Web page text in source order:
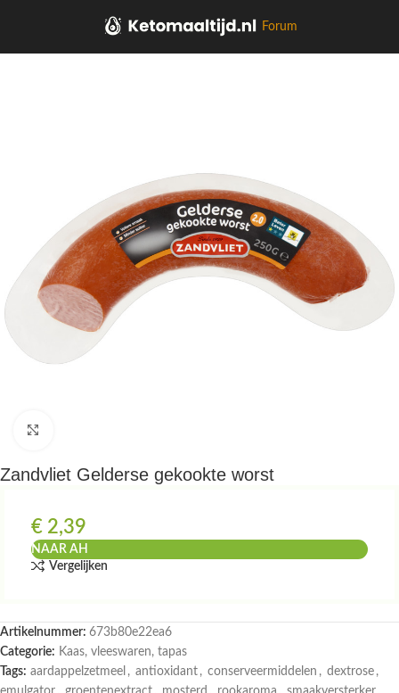
Forum
Zandvliet Gelderse gekookte worst
€ 2,39
NAAR AH
Vergelijken
Artikelnummer: 673b80e22ea6
Categorie: Kaas, vleeswaren, tapas
Tags: aardappelzetmeel , antioxidant , conserveermiddelen , dextrose ,